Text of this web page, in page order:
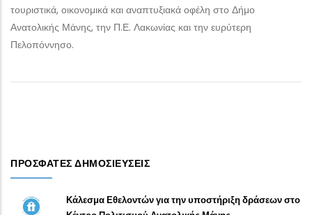
τουριστικά, οικονομικά και αναπτυξιακά οφέλη στο Δήμο
Ανατολικής Μάνης, την Π.Ε. Λακωνίας και την ευρύτερη
Πελοπόννησο.
ΠΡΌΣΦΑΤΕΣ ΔΗΜΟΣΙΕΎΣΕΙΣ
Κάλεσμα Εθελοντών για την υποστήριξη δράσεων στο